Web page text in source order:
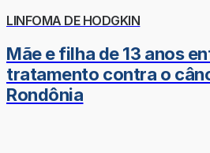
LINFOMA DE HODGKIN
Mãe e filha de 13 anos
tratamento contra o
Rondônia